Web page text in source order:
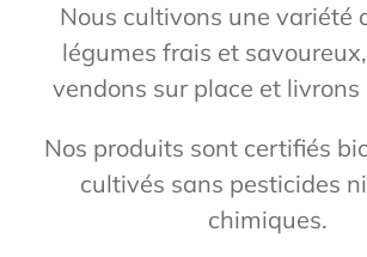
Nous cultivons une variété
légumes frais et
vendons sur place et livrons
Nos produits sont certifiés
cultivés sans pesticides
chimiques.